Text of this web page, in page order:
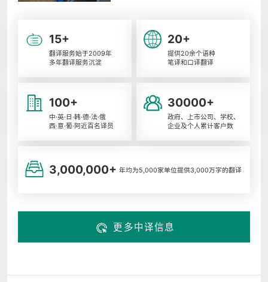
15+
翻译服务始于2009年
多年翻译服务沉淀
20+
提供20余个语种
笔译和口译翻译
100+
中·英·日·韩·德·法·俄
西·意·葡·阿近百名译员
30000+
政府、上市公司、学校、
企业及个人累计客户数
3,000,000+ 年均为5,000家单位提供3,000万字的翻译
更多中译信息